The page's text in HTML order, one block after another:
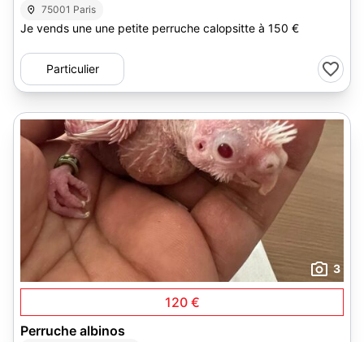
75001 Paris
Je vends une une petite perruche calopsitte à 150 €
Particulier
3
120 €
Perruche albinos